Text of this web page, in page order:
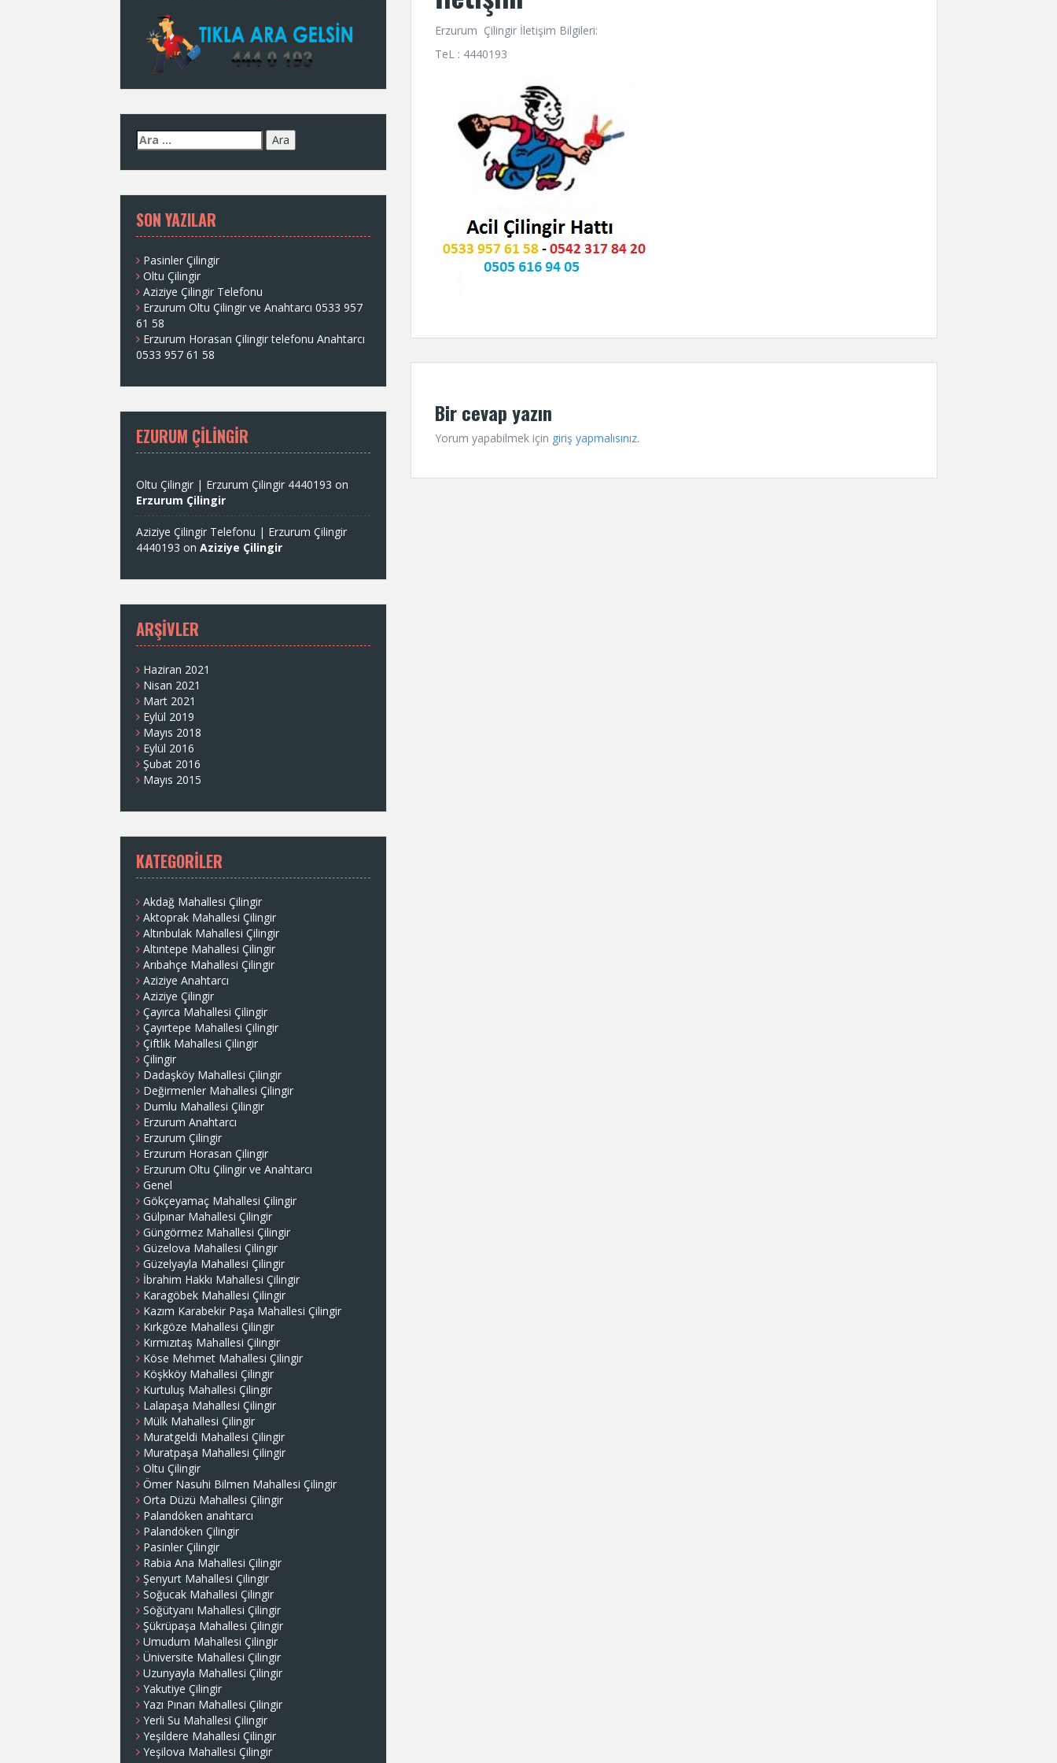
Erzurum Çilingir İletişim Bilgileri:
TeL : 4440193
Bir cevap yazın
Yorum yapabilmek için giriş yapmalısınız.
A
r
a
a
:SON YAZILAR
Pasinler Çilingir
Oltu Çilingir
Aziziye Çilingir Telefonu
Erzurum Oltu Çilingir ve Anahtarcı 0533 957
61 58
Erzurum Horasan Çilingir telefonu Anahtarcı
0533 957 61 58
EZURUM ÇILINGIR
Oltu Çilingir | Erzurum Çilingir 4440193 on
Erzurum Çilingir
Aziziye Çilingir Telefonu | Erzurum Çilingir
4440193 on Aziziye Çilingir
ARŞIVLER
Haziran 2021
Nisan 2021
Mart 2021
Eylül 2019
Mayıs 2018
Eylül 2016
Şubat 2016
Mayıs 2015
KATEGORILER
Akdağ Mahallesi Çilingir
Aktoprak Mahallesi Çilingir
Altınbulak Mahallesi Çilingir
Altıntepe Mahallesi Çilingir
Arıbahçe Mahallesi Çilingir
Aziziye Anahtarcı
Aziziye Çilingir
Çayırca Mahallesi Çilingir
Çayırtepe Mahallesi Çilingir
Çiftlik Mahallesi Çilingir
Çilingir
Dadaşköy Mahallesi Çilingir
Değirmenler Mahallesi Çilingir
Dumlu Mahallesi Çilingir
Erzurum Anahtarcı
Erzurum Çilingir
Erzurum Horasan Çilingir
Erzurum Oltu Çilingir ve Anahtarcı
Genel
Gökçeyamaç Mahallesi Çilingir
Gülpınar Mahallesi Çilingir
Güngörmez Mahallesi Çilingir
Güzelova Mahallesi Çilingir
Güzelyayla Mahallesi Çilingir
İbrahim Hakkı Mahallesi Çilingir
Karagöbek Mahallesi Çilingir
Kazım Karabekir Paşa Mahallesi Çilingir
Kırkgöze Mahallesi Çilingir
Kırmızıtaş Mahallesi Çilingir
Köse Mehmet Mahallesi Çilingir
Köşkköy Mahallesi Çilingir
Kurtuluş Mahallesi Çilingir
Lalapaşa Mahallesi Çilingir
Mülk Mahallesi Çilingir
Muratgeldi Mahallesi Çilingir
Muratpaşa Mahallesi Çilingir
Oltu Çilingir
Ömer Nasuhi Bilmen Mahallesi Çilingir
Orta Düzü Mahallesi Çilingir
Palandöken anahtarcı
Palandöken Çilingir
Pasinler Çilingir
Rabia Ana Mahallesi Çilingir
Şenyurt Mahallesi Çilingir
Soğucak Mahallesi Çilingir
Söğütyanı Mahallesi Çilingir
Şükrüpaşa Mahallesi Çilingir
Umudum Mahallesi Çilingir
Üniversite Mahallesi Çilingir
Uzunyayla Mahallesi Çilingir
Yakutiye Çilingir
Yazı Pınarı Mahallesi Çilingir
Yerli Su Mahallesi Çilingir
Yeşildere Mahallesi Çilingir
Yeşilova Mahallesi Çilingir